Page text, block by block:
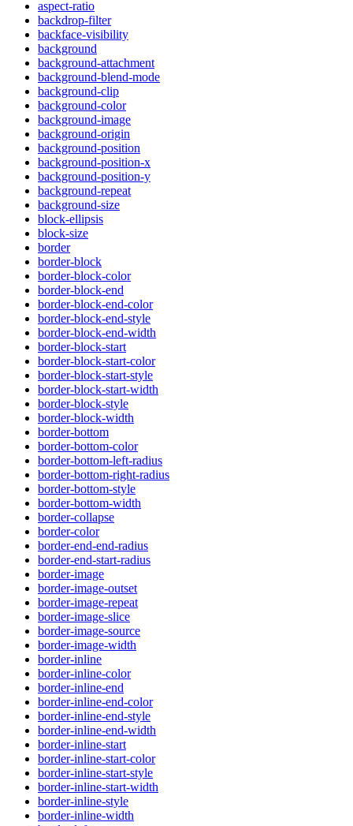
aspect-ratio
backdrop-filter
backface-visibility
background
background-attachment
background-blend-mode
background-clip
background-color
background-image
background-origin
background-position
background-position-x
background-position-y
background-repeat
background-size
block-ellipsis
block-size
border
border-block
border-block-color
border-block-end
border-block-end-color
border-block-end-style
border-block-end-width
border-block-start
border-block-start-color
border-block-start-style
border-block-start-width
border-block-style
border-block-width
border-bottom
border-bottom-color
border-bottom-left-radius
border-bottom-right-radius
border-bottom-style
border-bottom-width
border-collapse
border-color
border-end-end-radius
border-end-start-radius
border-image
border-image-outset
border-image-repeat
border-image-slice
border-image-source
border-image-width
border-inline
border-inline-color
border-inline-end
border-inline-end-color
border-inline-end-style
border-inline-end-width
border-inline-start
border-inline-start-color
border-inline-start-style
border-inline-start-width
border-inline-style
border-inline-width